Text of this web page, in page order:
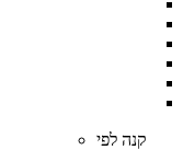
קנה לפי